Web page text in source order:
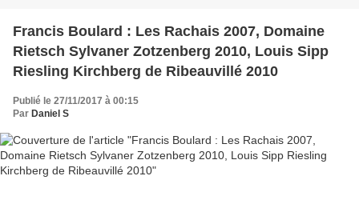
Francis Boulard : Les Rachais 2007, Domaine
Rietsch Sylvaner Zotzenberg 2010, Louis Sipp
Riesling Kirchberg de Ribeauvillé 2010
Publié le 27/11/2017 à 00:15
Par Daniel S